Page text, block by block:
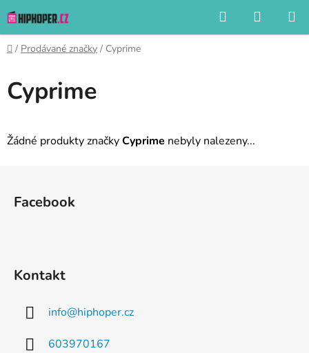
na
obsah
Hledat
KOŠÍK
Domů
/ Prodávané značky / Cyprime
Cyprime
Žádné produkty značkyCyprime nebyly nalezeny...
Facebook
Kontakt
info@hiphoper.cz
603970167